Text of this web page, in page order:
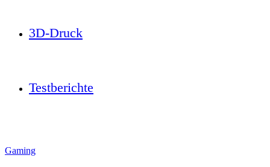
3D-Druck
Testberichte
Gaming